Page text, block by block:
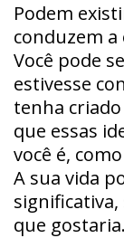
Podem
conduzem
Você pode
estivesse
tenha
que essas
você é,
A sua vida
que gostaria.